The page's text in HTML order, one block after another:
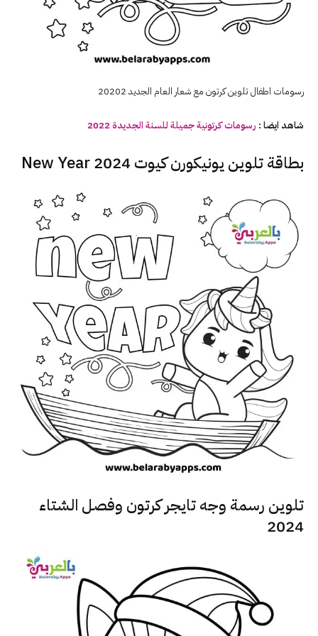
رسومات اطفال تلوين كرتون مع شعار العام الجديد 20202
شاهد ايضا : رسومات كرتونية جميلة للسنة الجديدة2022
بطاقة تلوين يونيكورن كيوت 2024 New Year
تلوين رسمة وجه تايجر كرتون وفصل الشتاء
2024